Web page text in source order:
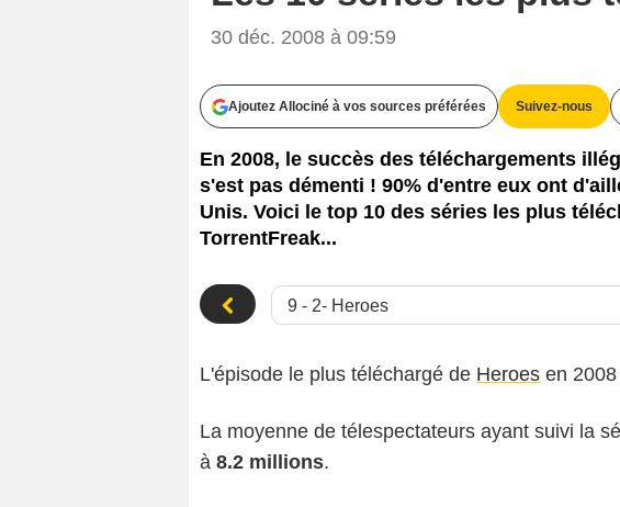
30 déc. 2008 à 09:59
Ajoutez Allociné à vos sources préférées Suivez-nous
En 2008, le succès des téléchargements
s'est pas démenti ! 90% d'entre eux ont
Unis. Voici le top 10 des séries les plus
TorrentFreak...
L'épisode le plus téléchargé de Heroes en
La moyenne de télespectateurs ayant suivi la
à 8.2 millions.